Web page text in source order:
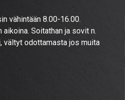
vähintään 8.00-16.00.
Soitathan ja sovit n.
vältyt odottamasta jos muita